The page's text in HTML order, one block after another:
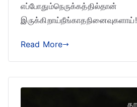
எப்போதும்நெருக்கத்தில்தான்
இருக்கிறாய்நீங்காதநினைவுகளாய்!
Read More